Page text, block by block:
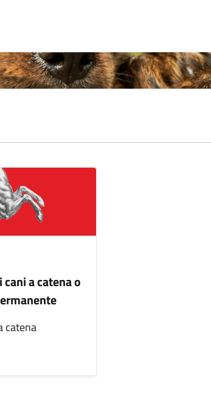
a catena o
catena